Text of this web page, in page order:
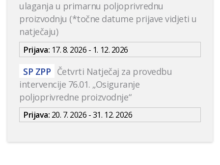
ulaganja u primarnu poljoprivrednu
proizvodnju (*točne datume prijave vidjeti u
natječaju)
Prijava: 17. 8. 2026 - 1. 12. 2026
SP ZPP Četvrti Natječaj za provedbu
intervencije 76.01. „Osiguranje
poljoprivredne proizvodnje“
Prijava: 20. 7. 2026 - 31. 12. 2026